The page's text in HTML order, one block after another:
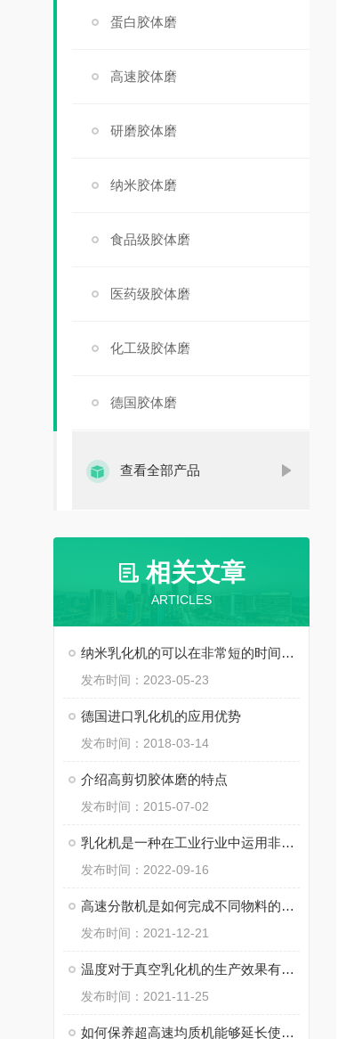
蛋白胶体磨
高速胶体磨
研磨胶体磨
纳米胶体磨
食品级胶体磨
医药级胶体磨
化工级胶体磨
德国胶体磨
查看全部产品
相关文章
ARTICLES
纳米乳化机的可以在非常短的时间内完成液态混合物的乳化
发布时间：2023-05-23
德国进口乳化机的应用优势
发布时间：2018-03-14
介绍高剪切胶体磨的特点
发布时间：2015-07-02
乳化机是一种在工业行业中运用非常普遍的设备
发布时间：2022-09-16
高速分散机是如何完成不同物料的分散过程的？
发布时间：2021-12-21
温度对于真空乳化机的生产效果有影响吗？
发布时间：2021-11-25
如何保养超高速均质机能够延长使用周期